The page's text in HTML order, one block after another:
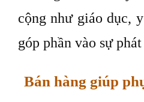
cộng như giáo dục,
góp phần vào sự
Bán hàng giúp